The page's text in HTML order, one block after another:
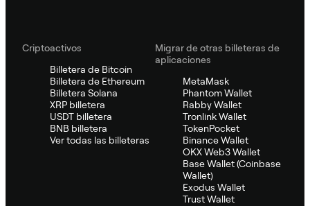
Criptoactivos
Billetera de Bitcoin
Billetera de Ethereum
Billetera Solana
XRP billetera
USDT billetera
BNB billetera
Ver todas las billeteras
Migrar de otras billeteras de
aplicaciones
MetaMask
Phantom Wallet
Rabby Wallet
Tronlink Wallet
TokenPocket
Binance Wallet
OKX Web3 Wallet
Base Wallet (Coinbase
Wallet)
Exodus Wallet
Trust Wallet